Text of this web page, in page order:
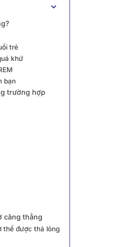
trẻ
khứ
bạn
trường hợp
căng thẳng
thể được thả lỏng